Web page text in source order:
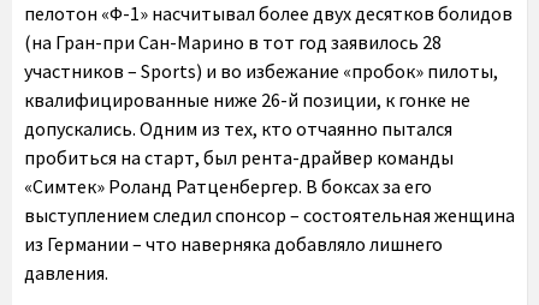
пелотон «Ф-1» насчитывал более двух десятков болидов
(на Гран-при Сан-Марино в тот год заявилось 28
участников – Sports) и во избежание «пробок» пилоты,
квалифицированные ниже 26-й позиции, к гонке не
допускались. Одним из тех, кто отчаянно пытался
пробиться на старт, был рента-драйвер команды
«Симтек» Роланд Ратценбергер. В боксах за его
выступлением следил спонсор – состоятельная женщина
из Германии – что наверняка добавляло лишнего
давления.